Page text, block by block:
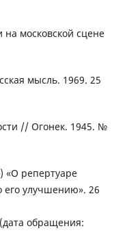
московской сцене
мысль. 1969. 25
// Огонек. 1945. №
«О репертуаре
его улучшению». 26
обращения: